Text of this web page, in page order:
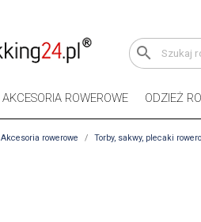
search
AKCESORIA ROWEROWE ODZIEŻ
Akcesoria rowerowe Torby, sakwy, plecaki